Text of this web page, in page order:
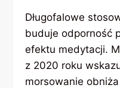
Długofalowe
buduje odporność
efektu medytacji.
z 2020 roku
morsowanie